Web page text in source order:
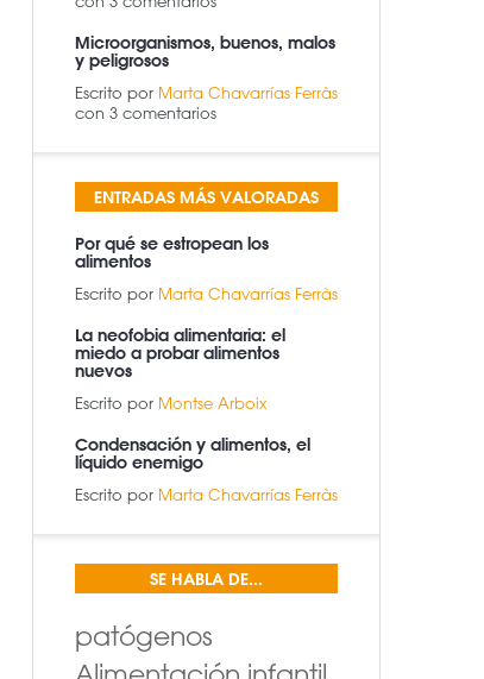
Microorganismos, buenos, malos
y peligrosos
Escrito por Marta Chavarrías Ferràs
con 3 comentarios
ENTRADAS MÁS VALORADAS
Por qué se estropean los
alimentos
Escrito por Marta Chavarrías Ferràs
La neofobia alimentaria: el
miedo a probar alimentos
nuevos
Escrito por Montse Arboix
Condensación y alimentos, el
líquido enemigo
Escrito por Marta Chavarrías Ferràs
SE HABLA DE...
patógenos